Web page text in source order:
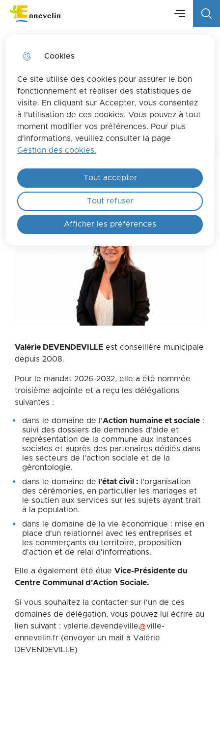
Cookies
Ce site utilise des cookies pour assurer le bon
fonctionnement et réaliser des statistiques de
visite. En cliquant sur Accepter, vous consentez
à l'utilisation de ces cookies. Vous pouvez à tout
moment modifier vos préférences. Pour plus
d'informations, veuillez consulter la page
Gestion des cookies.
Afficher les préférences
Tout accepter
Tout refuser
Aller
au
Consulter
le plan
du site
Ville d'Ennevelin
Menu
Valérie DEVENDEVILLE,
troisième adjointe
Valérie DEVENDEVILLE est conseillère municipale
depuis 2008.
Pour le mandat 2026-2032, elle a été nommée
troisième adjointe et a reçu les délégations
suivantes :
dans le domaine de l'Action humaine et sociale :
suivi des dossiers de demandes d’aide et
représentation de la commune aux instances
sociales et auprès des partenaires dédiés dans
les secteurs de l’action sociale et de la
gérontologie.
dans le domaine de l'état civil :
l'organisation
des cérémonies, en particulier les mariages et
le soutien aux services sur les sujets ayant trait
à la population.
dans le domaine de la vie économique : mise en
place d'un relationnel avec les entreprises et
les commerçants du territoire, proposition
d'action et de relai d'informations.
Elle a également été élue Vice-Présidente du
Centre Communal d'Action Sociale.
Si vous souhaitez la contacter sur l'un de ces
domaines de délégation, vous pouvez lui écrire au
lien suivant : valerie.devendeville
ville-
ennevelin.fr (envoyer un mail à Valérie
DEVENDEVILLE)